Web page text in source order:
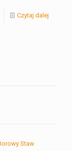
Czytaj dalej